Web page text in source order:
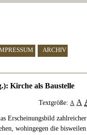
ARCHIV
Kirche als Baustelle
Textgröße: A A
Erscheinungsbild zahlreicher
wohingegen die bisweilen